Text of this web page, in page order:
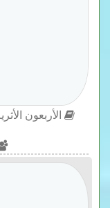
الأربعون